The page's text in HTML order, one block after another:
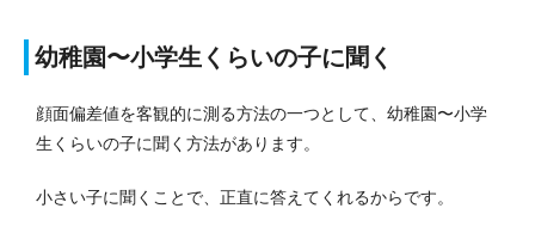
幼稚園〜小学生くらいの子に聞く
顔面偏差値を客観的に測る方法の一つとして、幼稚園〜小学
生くらいの子に聞く方法があります。
小さい子に聞くことで、正直に答えてくれるからです。